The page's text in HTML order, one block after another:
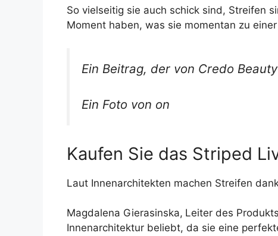
So vielseitig sie auch schick sind, Streifen
Moment haben, was sie momentan zu
Ein Beitrag, der von Credo
Ein Foto von on
Kaufen Sie das Striped
Laut Innenarchitekten machen Streifen
Magdalena Gierasinska, Leiter des
Innenarchitektur beliebt, da sie eine